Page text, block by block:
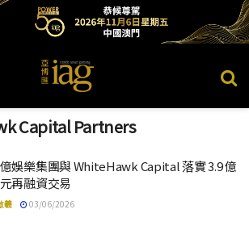
Capital Partners
娛樂集團與 WhiteHawk Capital 落實 3.9 億
再融資交易
羲 03/06/2026